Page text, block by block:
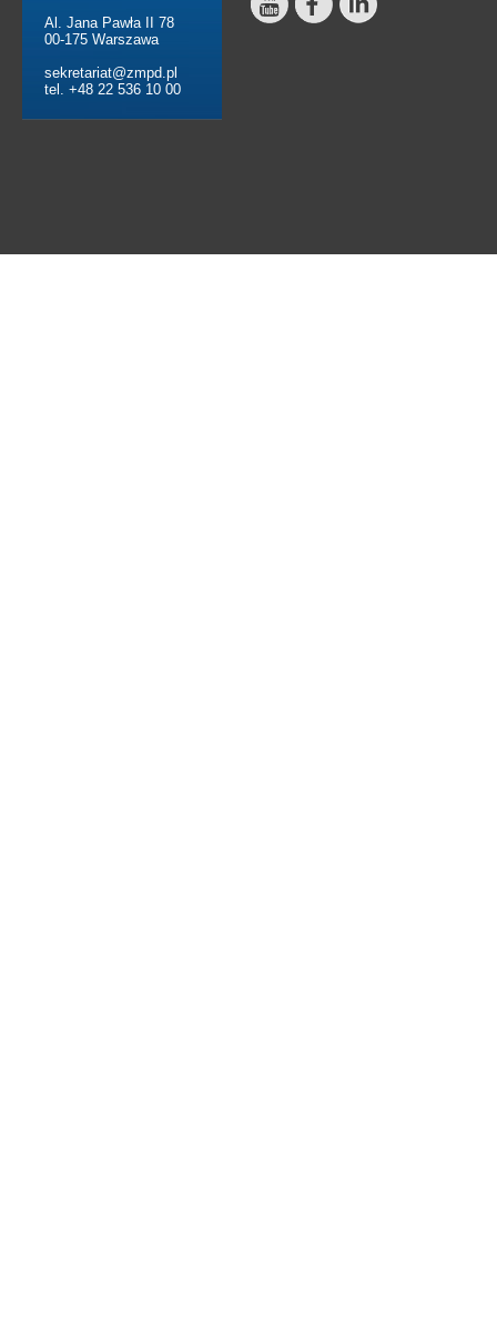
Al. Jana Pawła II 78
00-175 Warszawa
sekretariat@zmpd.pl
tel. +48 22 536 10 00